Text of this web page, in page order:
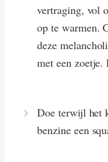
vertraging, vol
op te warmen.
deze
met een
Doe terwijl het
benzine een